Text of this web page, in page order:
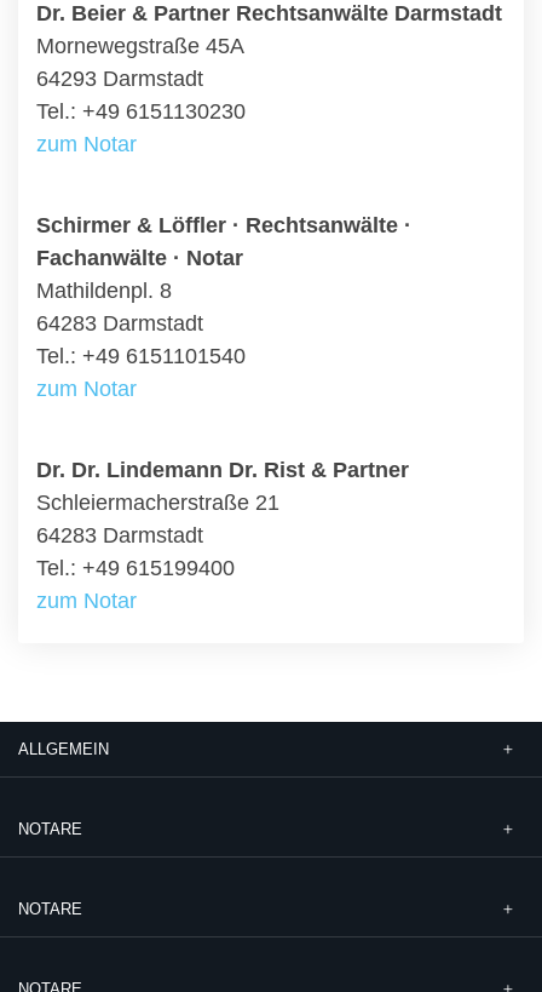
Dr. Beier & Partner Rechtsanwälte Darmstadt
Mornewegstraße 45A
64293 Darmstadt
Tel.: +49 6151130230
zum Notar
Schirmer & Löffler · Rechtsanwälte ·
Fachanwälte · Notar
Mathildenpl. 8
64283 Darmstadt
Tel.: +49 6151101540
zum Notar
Dr. Dr. Lindemann Dr. Rist & Partner
Schleiermacherstraße 21
64283 Darmstadt
Tel.: +49 615199400
zum Notar
ALLGEMEIN
NOTARE
NOTARE